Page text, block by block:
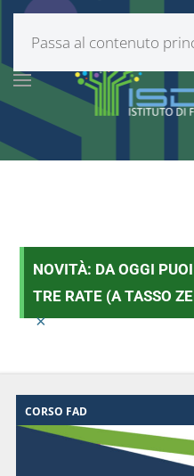
Passa al contenuto
NOVITÀ: DA OGGI
TRE RATE (A TASSO
×
CORSO FAD